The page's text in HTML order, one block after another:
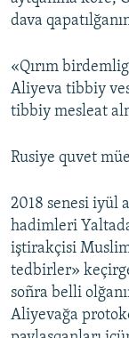
dava
«Qırım
Aliyeva tibbiy
tibbiy mesleat
Rusiye quvet
2018 senesi iyül
hadimleri
iştirakçisi
tedbirler»
soñra belli
Aliyevağa